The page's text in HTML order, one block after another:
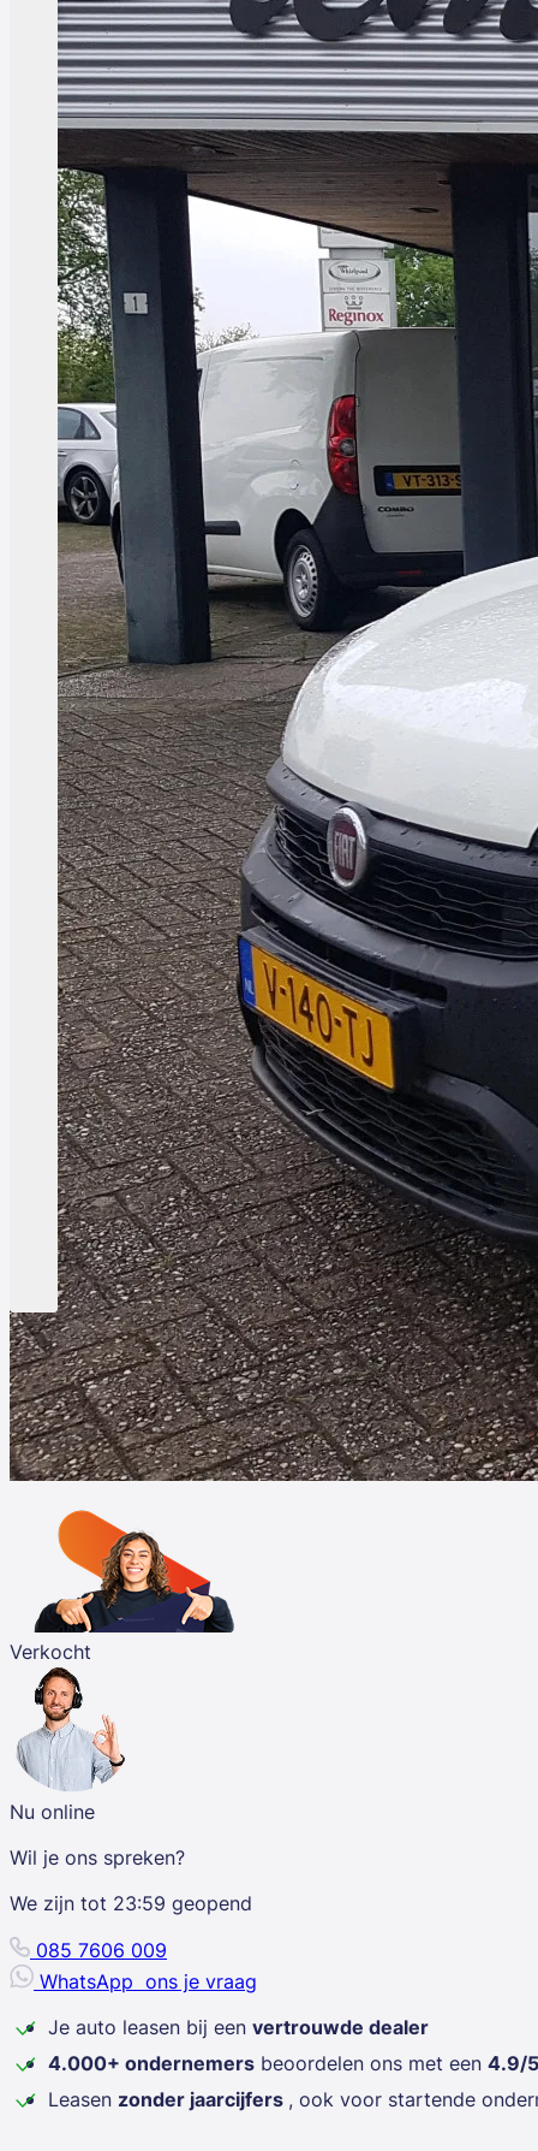
Verkocht
Nu online
Wil je ons spreken?
We zijn tot 23:59 geopend
085 7606 009
WhatsApp ons je vraag
Je auto leasen bij een vertrouwde dealer
4.000+ ondernemers beoordelen ons met een 4.9/5
Leasen zonder jaarcijfers , ook voor startende